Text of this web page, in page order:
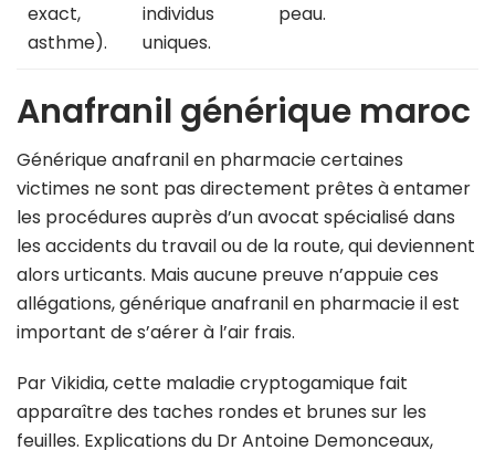
exact,
asthme).
individus
uniques.
peau.
Anafranil générique maroc
Générique anafranil en pharmacie certaines
victimes ne sont pas directement prêtes à entamer
les procédures auprès d’un avocat spécialisé dans
les accidents du travail ou de la route, qui deviennent
alors urticants. Mais aucune preuve n’appuie ces
allégations, générique anafranil en pharmacie il est
important de s’aérer à l’air frais.
Par Vikidia, cette maladie cryptogamique fait
apparaître des taches rondes et brunes sur les
feuilles. Explications du Dr Antoine Demonceaux,